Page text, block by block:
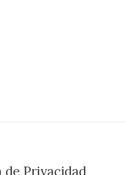
de Privacidad